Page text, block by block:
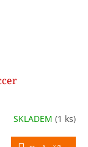
SKLADEM (1 ks)